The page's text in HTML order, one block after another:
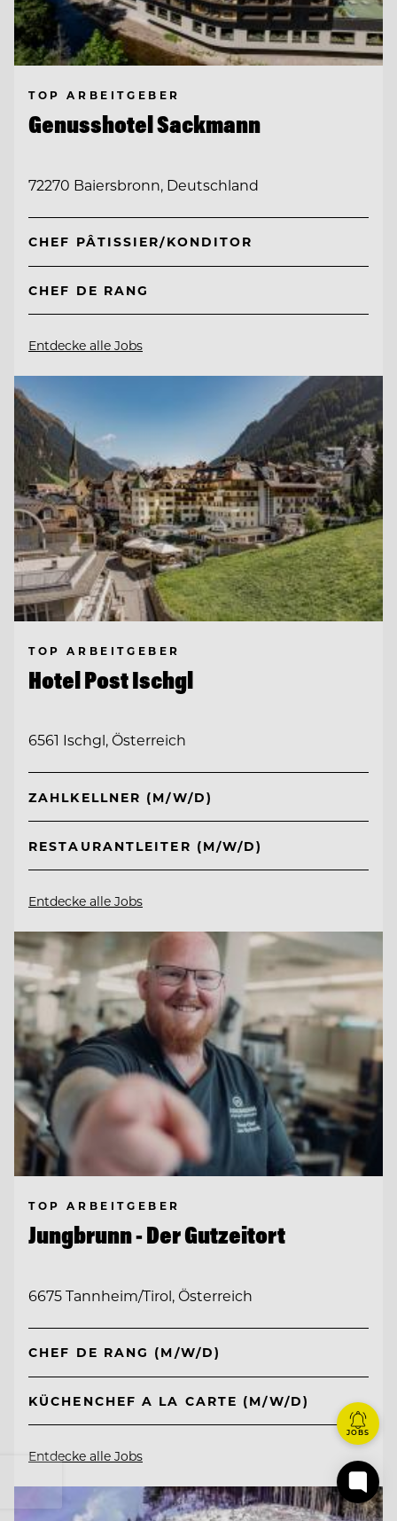
TOP ARBEITGEBER
Genusshotel Sackmann
72270 Baiersbronn, Deutschland
CHEF PÂTISSIER/KONDITOR
CHEF DE RANG
Entdecke alle Jobs
TOP ARBEITGEBER
Hotel Post Ischgl
6561 Ischgl, Österreich
ZAHLKELLNER (M/W/D)
RESTAURANTLEITER (M/W/D)
Entdecke alle Jobs
TOP ARBEITGEBER
Jungbrunn - Der Gutzeitort
6675 Tannheim/Tirol, Österreich
CHEF DE RANG (M/W/D)
KÜCHENCHEF A LA CARTE (M/W/D)
Entdecke alle Jobs
JOBS